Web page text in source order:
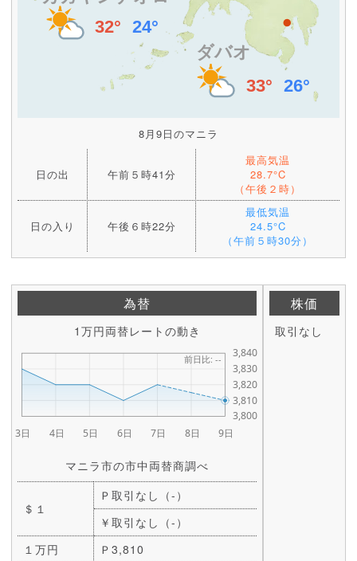
8月9日のマニラ
日の出 午前５時41分
最高気温
28.7°C
（午後２時）
日の入り 午後６時22分
最低気温
24.5°C
（午前５時30分）
為替
1万円両替レートの動き
マニラ市の市中両替商調べ
＄１
Ｐ取引なし（-）
￥取引なし（-）
１万円
Ｐ3,810
株価
取引なし